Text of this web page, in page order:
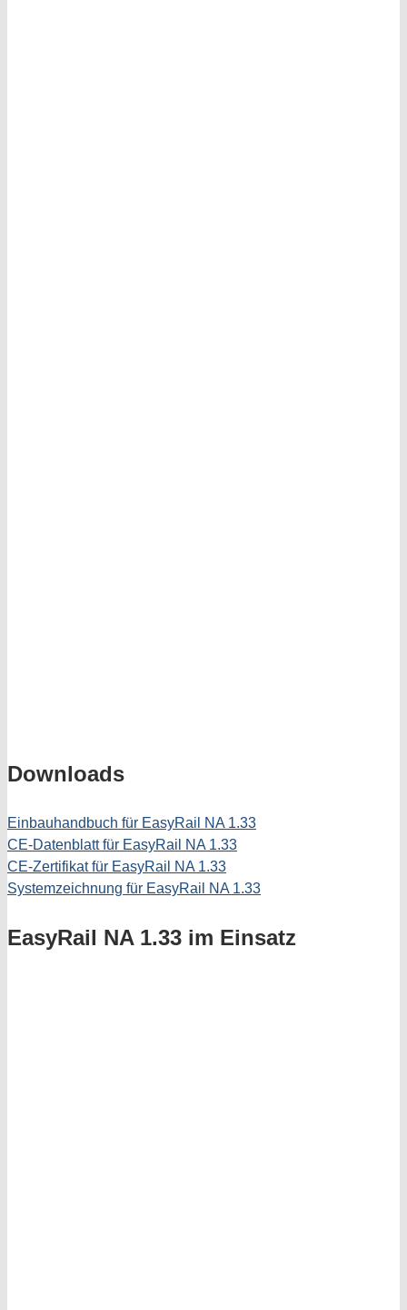
Downloads
Einbauhandbuch für EasyRail NA 1.33
CE-Datenblatt für EasyRail NA 1.33
CE-Zertifikat für EasyRail NA 1.33
Systemzeichnung für EasyRail NA 1.33
EasyRail NA 1.33 im Einsatz